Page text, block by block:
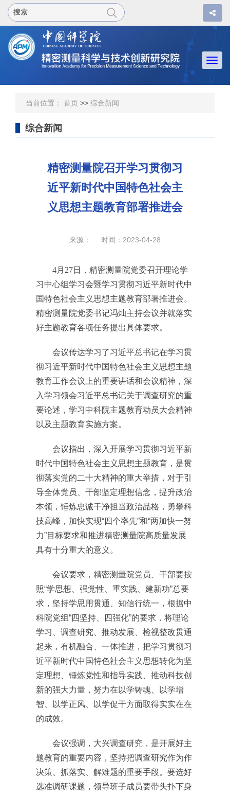
当前位置： 首页 >> 综合新闻
综合新闻
精密测量院召开学习贯彻习
近平新时代中国特色社会主
义思想主题教育部署推进会
来源： 时间：2023-04-28
4月27日，精密测量院党委召开理论学
习中心组学习会暨学习贯彻习近平新时代中
国特色社会主义思想主题教育部署推进会。
精密测量院党委书记冯灿主持会议并就落实
好主题教育各项任务提出具体要求。
会议传达学习了习近平总书记在学习贯
彻习近平新时代中国特色社会主义思想主题
教育工作会议上的重要讲话和会议精神，深
入学习领会习近平总书记关于调查研究的重
要论述，学习中科院主题教育动员大会精神
以及主题教育实施方案。
会议指出，深入开展学习贯彻习近平新
时代中国特色社会主义思想主题教育，是贯
彻落实党的二十大精神的重大举措，对于引
导全体党员、干部坚定理想信念，提升政治
本领，锤炼忠诚干净担当政治品格，勇攀科
技高峰，加快实现“四个率先”和“两加快一努
力”目标要求和推进精密测量院高质量发展
具有十分重大的意义。
会议要求，精密测量院党员、干部要按
照“学思想、强党性、重实践、建新功”总要
求，坚持学思用贯通、知信行统一，根据中
科院党组“四坚持、四强化”的要求，将理论
学习、调查研究、推动发展、检视整改贯通
起来，有机融合、一体推进，把学习贯彻习
近平新时代中国特色社会主义思想转化为坚
定理想、锤炼党性和指导实践、推动科技创
新的强大力量，努力在以学铸魂、以学增
智、以学正风、以学促干方面取得实实在在
的成效。
会议强调，大兴调查研究，是开展好主
题教育的重要内容，坚持把调查研究作为作
决策、抓落实、解难题的重要手段。要选好
选准调研课题，领导班子成员要带头扑下身